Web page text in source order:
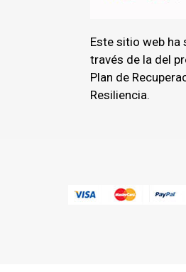
Este sitio web ha
través de la del
Plan de
Resiliencia.